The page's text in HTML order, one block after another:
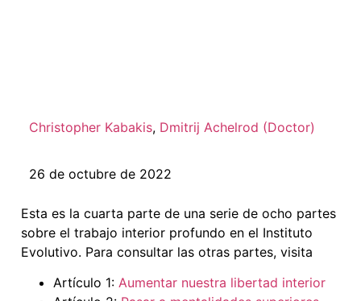
Christopher Kabakis, Dmitrij Achelrod (Doctor)
26 de octubre de 2022
Esta es la cuarta parte de una serie de ocho partes
sobre el trabajo interior profundo en el Instituto
Evolutivo. Para consultar las otras partes, visita
Artículo 1: Aumentar nuestra libertad interior